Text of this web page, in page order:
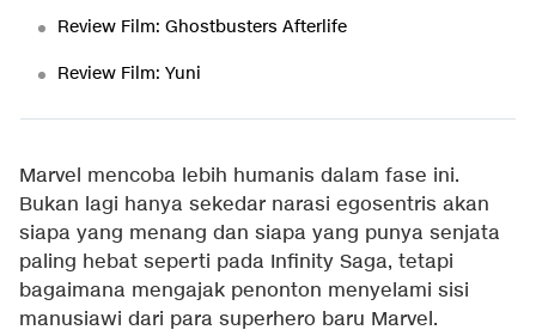
Review Film: Ghostbusters Afterlife
Review Film: Yuni
Marvel mencoba lebih humanis dalam fase ini.
Bukan lagi hanya sekedar narasi egosentris akan
siapa yang menang dan siapa yang punya senjata
paling hebat seperti pada Infinity Saga, tetapi
bagaimana mengajak penonton menyelami sisi
manusiawi dari para superhero baru Marvel.